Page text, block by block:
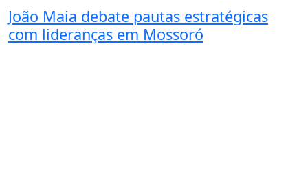
João Maia debate pautas estratégicas
com lideranças em Mossoró